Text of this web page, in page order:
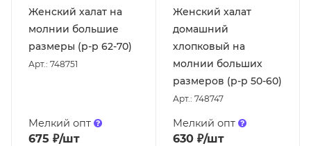
Женский халат на
молнии большие
размеры (р-р 62-70)
Арт.: 748751
Мелкий опт
675 ₽/шт
Женский халат
домашний
хлопковый на
молнии больших
размеров (р-р 50-60)
Арт.: 748747
Мелкий опт
630₽/шт